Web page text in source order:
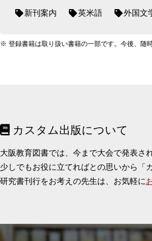
新刊案内 英米語 外国文
※ 登録書籍は取り扱い書籍の一部です。今後、随
カスタム出版について
大阪教育図書では、今まで大会で発表さ
少しでもお役に立てればとの思いから「
研究書刊行をお考えの先生は、お気軽に